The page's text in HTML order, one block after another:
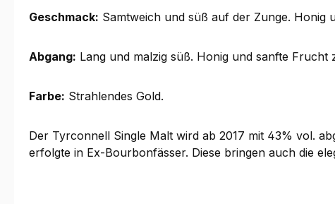
Geschmack: Samtweich und süß auf der Zunge. Honig
Abgang: Lang und malzig süß. Honig und sanfte Frucht
Farbe: Strahlendes Gold.
Der Tyrconnell Single Malt wird ab 2017 mit 43% vol.
erfolgte in Ex-Bourbonfässer. Diese bringen auch die